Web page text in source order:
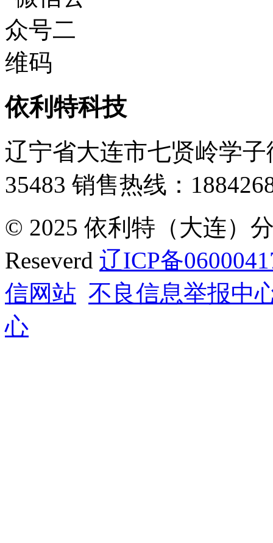
依利特科技
辽宁省大连市七贤岭学子
35483 销售热线：
© 2025 依利特（大连）
Reseverd 辽ICP备
信网站 不良信息举报中
心